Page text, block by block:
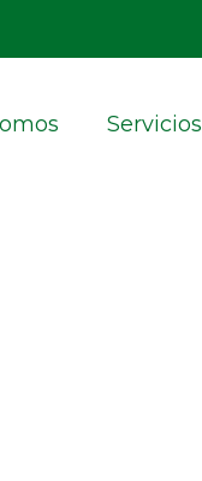
Servicios